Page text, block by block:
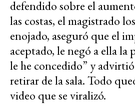
defendido sobre el
las costas, el magistrado
enojado, aseguró que el
aceptado, le negó a ella la
le he concedido” y
retirar de la sala. Todo
video que se viralizó.